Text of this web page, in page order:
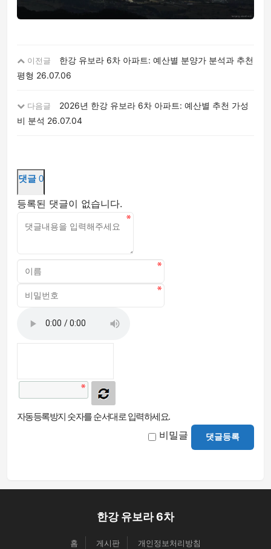
이전글
한강 유보라 6차 아파트: 예산별 분양가 분석과 추천
평형 26.07.06
다음글
2026년 한강 유보라 6차 아파트: 예산별 추천 가성
비 분석 26.07.04
댓글 0
등록된 댓글이 없습니다.
자동등록방지 숫자를 순서대로 입력하세요.
비밀글 댓글등록
한강 유보라 6차
홈 게시판 개인정보처리방침